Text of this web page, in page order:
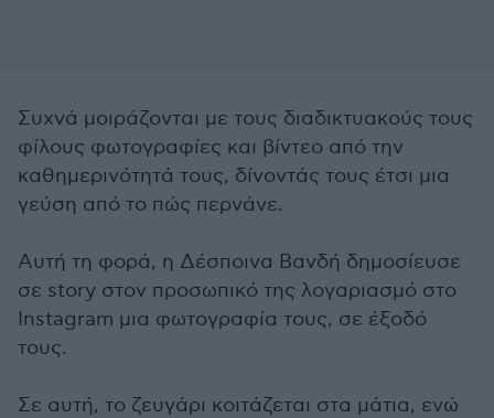
Συχνά μοιράζονται με τους διαδικτυακούς τους
φίλους φωτογραφίες και βίντεο από την
καθημερινότητά τους, δίνοντάς τους έτσι μια
γεύση από το πώς περνάνε.
Αυτή τη φορά, η Δέσποινα Βανδή δημοσίευσε
σε story στον προσωπικό της λογαριασμό στο
Instagram μια φωτογραφία τους, σε έξοδό
τους.
Σε αυτή, το ζευγάρι κοιτάζεται στα μάτια, ενώ